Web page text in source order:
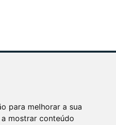
para melhorar a sua
mostrar conteúdo